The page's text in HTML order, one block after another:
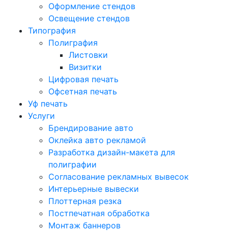
Оформление стендов
Освещение стендов
Типография
Полиграфия
Листовки
Визитки
Цифровая печать
Офсетная печать
Уф печать
Услуги
Брендирование авто
Оклейка авто рекламой
Разработка дизайн-макета для
полиграфии
Согласование рекламных вывесок
Интерьерные вывески
Плоттерная резка
Постпечатная обработка
Монтаж баннеров